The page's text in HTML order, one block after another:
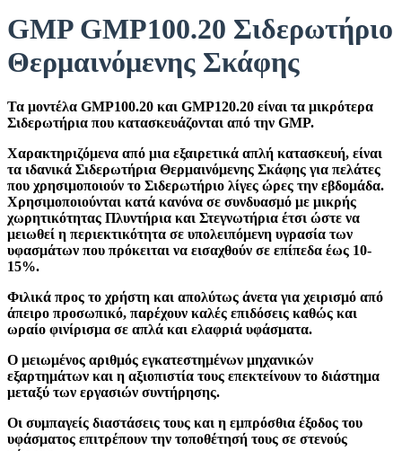
GMP GMP100.20 Σιδερωτήριο
Θερμαινόμενης Σκάφης
Τα μοντέλα GMP100.20 και GMP120.20 είναι τα μικρότερα
Σιδερωτήρια που κατασκευάζονται από την GMP.
Χαρακτηριζόμενα από μια εξαιρετικά απλή κατασκευή, είναι
τα ιδανικά Σιδερωτήρια Θερμαινόμενης Σκάφης για πελάτες
που χρησιμοποιούν το Σιδερωτήριο λίγες ώρες την εβδομάδα.
Χρησιμοποιούνται κατά κανόνα σε συνδυασμό με μικρής
χωρητικότητας Πλυντήρια και Στεγνωτήρια έτσι ώστε να
μειωθεί η περιεκτικότητα σε υπολειπόμενη υγρασία των
υφασμάτων που πρόκειται να εισαχθούν σε επίπεδα έως 10-
15%.
Φιλικά προς το χρήστη και απολύτως άνετα για χειρισμό από
άπειρο προσωπικό, παρέχουν καλές επιδόσεις καθώς και
ωραίο φινίρισμα σε απλά και ελαφριά υφάσματα.
Ο μειωμένος αριθμός εγκατεστημένων μηχανικών
εξαρτημάτων και η αξιοπιστία τους επεκτείνουν το διάστημα
μεταξύ των εργασιών συντήρησης.
Οι συμπαγείς διαστάσεις τους και η εμπρόσθια έξοδος του
υφάσματος επιτρέπουν την τοποθέτησή τους σε στενούς